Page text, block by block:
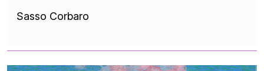
Sasso Corbaro